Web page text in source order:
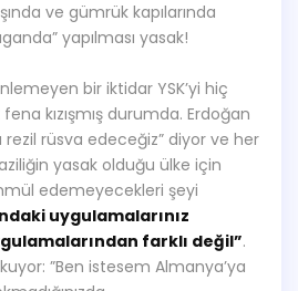
ve gümrük kapılarında
yapılması yasak!
bir iktidar YSK’yi hiç
kızışmış durumda. Erdoğan
rezil rüsva edeceğiz” diyor ve her
yasak olduğu ülke için
edemeyecekleri şeyi
uygulamalarınız
farklı değil”.
”Ben istesem Almanya’ya